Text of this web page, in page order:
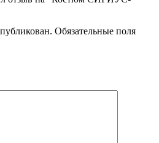
Обязательные поля